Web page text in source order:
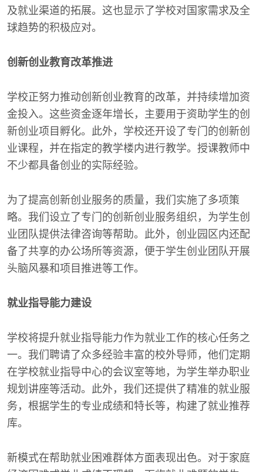
及就业渠道的拓展。这也显示了学校对国家需求及全
球趋势的积极应对。
创新创业教育改革推进
学校正努力推动创新创业教育的改革，并持续增加资
金投入。这些资金逐年增长，主要用于资助学生的创
新创业项目孵化。此外，学校还开设了专门的创新创
业课程，并在指定的教学楼内进行教学。授课教师中
不少都具备创业的实际经验。
为了提高创新创业服务的质量，我们实施了多项策
略。我们设立了专门的创新创业服务组织，为学生创
业团队提供法律咨询等帮助。此外，创业园区内还配
备了共享的办公场所等资源，便于学生创业团队开展
头脑风暴和项目推进等工作。
就业指导能力建设
学校将提升就业指导能力作为就业工作的核心任务之
一。我们聘请了众多经验丰富的校外导师，他们定期
在学校就业指导中心的会议室等地，为学生举办职业
规划讲座等活动。此外，我们还提供了精准的就业服
务，根据学生的专业成绩和特长等，构建了就业推荐
库。
新模式在帮助就业困难群体方面表现出色。对于家庭